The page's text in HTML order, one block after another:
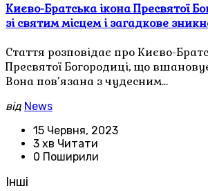
Києво-Братська ікона Пресвятої
зі святим місцем і загадкове
Стаття розповідає про Києво-
Пресвятої Богородиці, що
Вона пов’язана з чудесним…
від News
15 Червня, 2023
3 хв Читати
0 Поширили
Інші